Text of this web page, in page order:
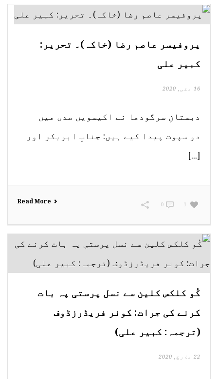
پروفیسر عاصم رضا (خاکہ)۔ تحریر:
کبیر علی
16 مئی, 2020
دبستانِ سرگودھا نے اکیسویں صدی میں
دو سپوت پیدا کیے ہیں: جنابِ ابوبکر اور
[...]
Read More 1
0
کُو کلکس کلین سے نسل پرستی پہ بات
کرنے کی جرات: کونر فریڈرزڈوف
(ترجمہ: کبیر علی)
22 مارچ, 2020